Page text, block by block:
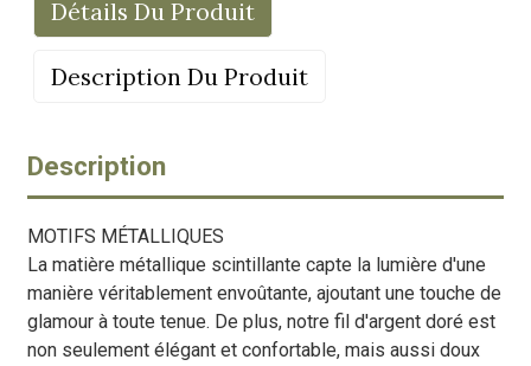
Détails Du Produit
Description Du Produit
Description
MOTIFS MÉTALLIQUES
La matière métallique scintillante capte la lumière d'une
manière véritablement envoûtante, ajoutant une touche de
glamour à toute tenue. De plus, notre fil d'argent doré est
non seulement élégant et confortable, mais aussi doux